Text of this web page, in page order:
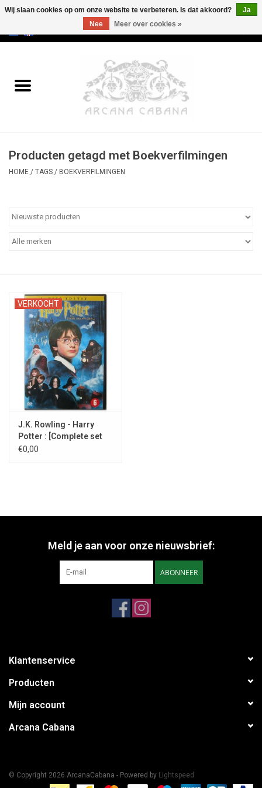
Oud & Zeldzaam
Erotica
Categorieën
Producten getagd met Boekverfilmingen
HOME / TAGS / BOEKVERFILMINGEN
VERKOCHT
J.K. Rowling - Harry
Potter : [Complete set
DVDs] - 2002/2011
€0,00
Meld je aan voor onze nieuwsbrief:
ABONNEER
Klantenservice
Producten
Mijn account
Arcana Cabana
© Copyright 2026 ArcanaCabana - Powered by Lightspeed
Wij slaan cookies op om onze website te verbeteren. Is dat akkoord?
Ja
Nee
Meer over cookies »